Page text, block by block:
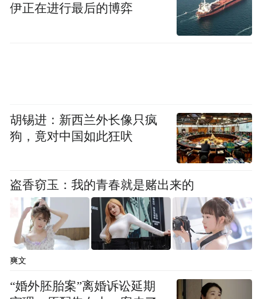
伊正在进行最后的博弈
胡锡进：新西兰外长像只疯
狗，竟对中国如此狂吠
盗香窃玉：我的青春就是赌出来的
爽文
“婚外胚胎案”离婚诉讼延期